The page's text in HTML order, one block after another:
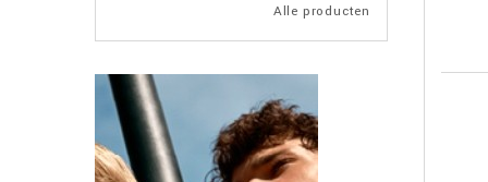
Alle producten